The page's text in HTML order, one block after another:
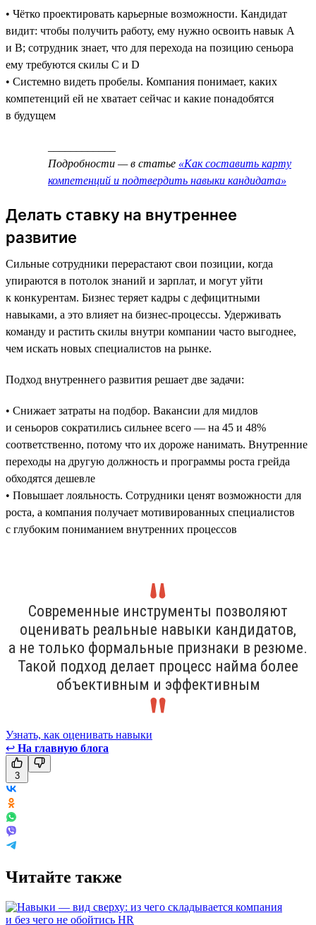
• Чётко проектировать карьерные возможности. Кандидат
видит: чтобы получить работу, ему нужно освоить навык А
и В; сотрудник знает, что для перехода на позицию сеньора
ему требуются скилы C и D
• Системно видеть пробелы. Компания понимает, каких
компетенций ей не хватает сейчас и какие понадобятся
в будущем
Подробности — в статье «Как составить карту
компетенций и подтвердить навыки кандидата»
Делать ставку на внутреннее
развитие
Сильные сотрудники перерастают свои позиции, когда
упираются в потолок знаний и зарплат, и могут уйти
к конкурентам. Бизнес теряет кадры с дефицитными
навыками, а это влияет на бизнес-процессы. Удерживать
команду и растить скилы внутри компании часто выгоднее,
чем искать новых специалистов на рынке.
Подход внутреннего развития решает две задачи:
• Снижает затраты на подбор. Вакансии для мидлов
и сеньоров сократились сильнее всего — на 45 и 48%
соответственно, потому что их дороже нанимать. Внутренние
переходы на другую должность и программы роста грейда
обходятся дешевле
• Повышает лояльность. Сотрудники ценят возможности для
роста, а компания получает мотивированных специалистов
с глубоким пониманием внутренних процессов
Современные инструменты позволяют
оценивать реальные навыки кандидатов,
а не только формальные признаки в резюме.
Такой подход делает процесс найма более
объективным и эффективным
Узнать, как оценивать навыки
↩ На главную блога
3
Читайте также